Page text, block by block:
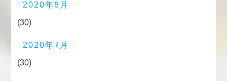
2020年8月
(30)
2020年7月
(30)